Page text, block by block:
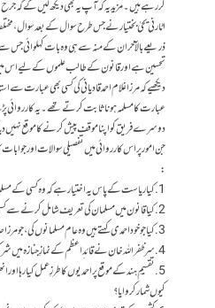
کررہے ہیں۔ مزید یہ کہ آپ یہ بھی دیکھ لیں گے کہ
اٹارنی یحیٰ بختیار نے جس طرح سوال کے بعد
ذریعے بالآخر ان کے منہ سے ہی وہ بات کہلوائی جس
تحسین ہے اور قانون کے طالب علموں کے لیے اس
دیکھیے کہ مرزا غلام احمد قادیانی کی کسی بھی عبارت
عبارت کا مسلمہ ہونا ثابت کرتے تھے۔ یہ کارروائی
دوسرے فریق کو اپنا موقف پیش کرنے کا موقع نہیں دیا
جن امور پر اس کارروائی میں تفصیلی سوالات اور
:
1. کیا ریاست کے پاس یہ اختیار ہے کہ وہ کسی کے مسلمان ہونے یا نہ ہونے کا فیصلہ کرے؟
2. کیا قانون میں مسلمان کی تعریف شامل کرنے سے کسی کے حق کی خلاف ورزی ہوتی ہے؟
3. کیا جو خود احمدی کہتے ہیں وہ عام مسلمانوں کی، جو مرزا صاحب کو نبی نہیں مانتے، تکفیر کرتے ہیں؟
4. سر ظفر اللہ خان نے قائد ِاعظم کے نمازِ جنازہ میں شرکت کیوں نہیں کی ؟
5. تقسیمِ ہند کے موقع پر احمدیوں کا طرزِ عمل کیا
کیوں شمار کروایا؟